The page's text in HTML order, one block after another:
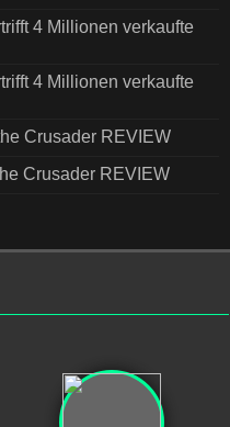
4 Millionen verkaufte
4 Millionen verkaufte
Crusader REVIEW
Crusader REVIEW